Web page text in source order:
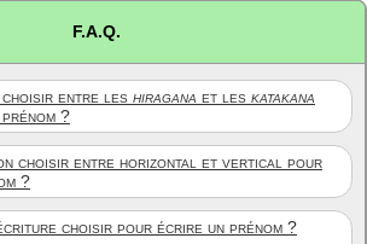
F.A.Q.
entre les hiragana et les katakana
?
choisir entre horizontal et vertical pour
?
choisir pour écrire un prénom ?